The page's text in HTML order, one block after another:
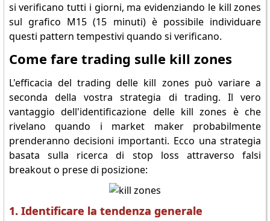
si verificano tutti i giorni, ma evidenziando le kill zones
sul grafico M15 (15 minuti) è possibile individuare
questi pattern tempestivi quando si verificano.
Come fare trading sulle kill zones
L'efficacia del trading delle kill zones può variare a
seconda della vostra strategia di trading. Il vero
vantaggio dell'identificazione delle kill zones è che
rivelano quando i market maker probabilmente
prenderanno decisioni importanti. Ecco una strategia
basata sulla ricerca di stop loss attraverso falsi
breakout o prese di posizione:
1. Identificare la tendenza generale